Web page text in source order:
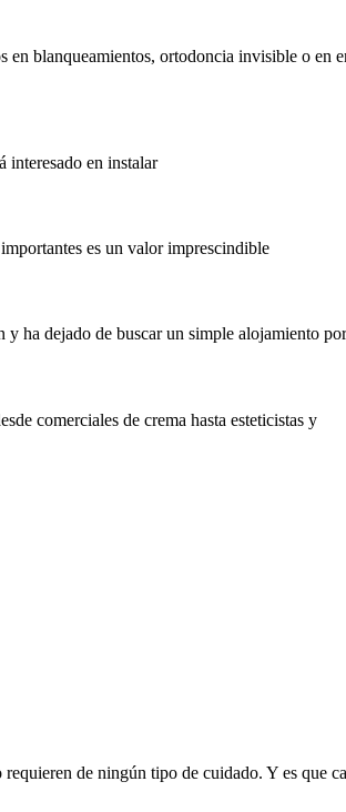
en blanqueamientos, ortodoncia invisible o en
interesado en instalar
es un valor imprescindible
ha dejado de buscar un simple alojamiento por
comerciales de crema hasta esteticistas y
de ningún tipo de cuidado. Y es que